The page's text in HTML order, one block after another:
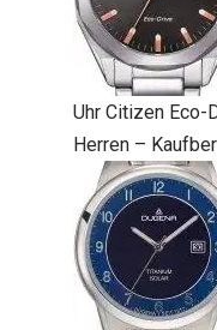
Uhr Citizen
Herren –